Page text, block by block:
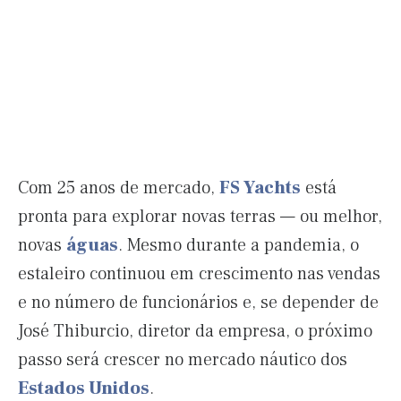
Com 25 anos de mercado, FS Yachts está
pronta para explorar novas terras — ou melhor,
novas águas. Mesmo durante a pandemia, o
estaleiro continuou em crescimento nas vendas
e no número de funcionários e, se depender de
José Thiburcio, diretor da empresa, o próximo
passo será crescer no mercado náutico dos
Estados Unidos.